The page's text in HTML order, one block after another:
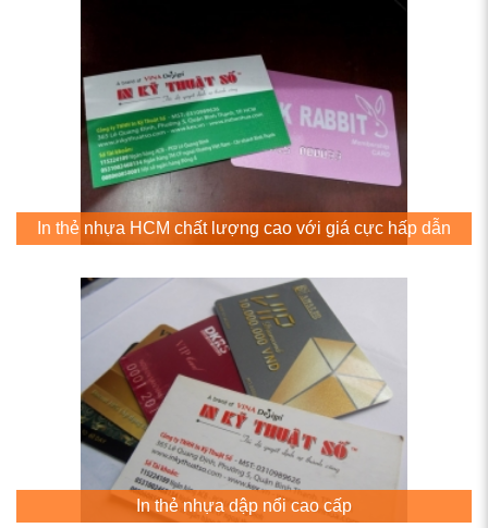
In thẻ nhựa HCM chất lượng cao với giá cực hấp dẫn
In thẻ nhựa dập nổi cao cấp